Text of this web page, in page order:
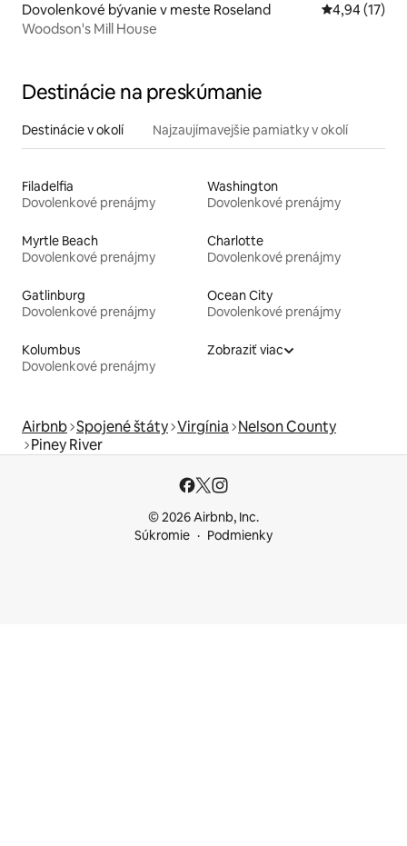
Dovolenkové bývanie v meste Roseland Priemerné
4,94 (17)
Woodson's Mill House
Destinácie na preskúmanie
Destinácie v okolí Najzaujímavejšie pamiatky v okolí
Filadelfia
Dovolenkové prenájmy
Washington
Dovolenkové prenájmy
Myrtle Beach
Dovolenkové prenájmy
Charlotte
Dovolenkové prenájmy
Gatlinburg
Dovolenkové prenájmy
Ocean City
Dovolenkové prenájmy
Kolumbus
Dovolenkové prenájmy
Zobraziť viac
Airbnb Spojené štáty Virgínia Nelson County
Piney River
© 2026 Airbnb, Inc.
Súkromie
Podmienky